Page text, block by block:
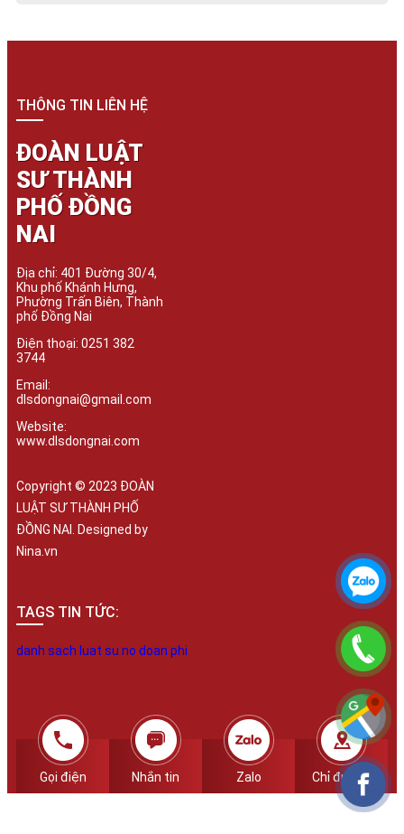
THÔNG TIN LIÊN HỆ
ĐOÀN LUẬT
SƯ THÀNH
PHỐ ĐỒNG
NAI
Địa chỉ: 401 Đường 30/4,
Khu phố Khánh Hưng,
Phường Trấn Biên, Thành
phố Đồng Nai
Điện thoại: 0251 382
3744
Email:
dlsdongnai@gmail.com
Website:
www.dlsdongnai.com
Copyright © 2023 ĐOÀN
LUẬT SƯ THÀNH PHỐ
ĐỒNG NAI. Designed by
Nina.vn
TAGS TIN TỨC:
danh sach luat su no doan phi
Gọi điện Nhắn tin Zalo Chỉ đường